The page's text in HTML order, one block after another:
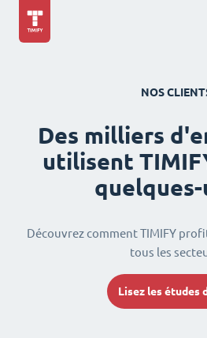
NOS
Des milliers
utilisent
quelques-
Découvrez comment TIMIFY
tous les
Lisez les études